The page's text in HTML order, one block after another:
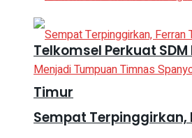
Sempat Terpinggirkan,
Telkomsel Perkuat
Timur